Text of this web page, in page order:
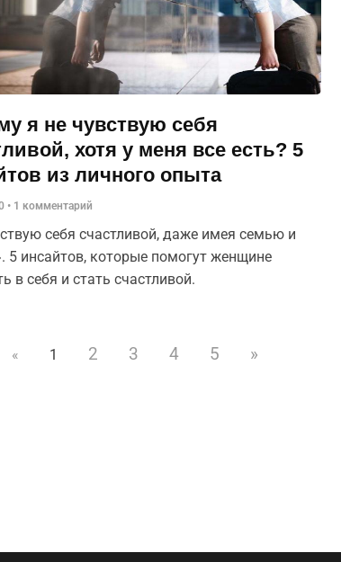
я не чувствую себя
хотя у меня все есть? 5
из личного опыта
1 комментарий
себя счастливой, даже имея семью и
5 инсайтов, которые помогут женщине
в себя и стать счастливой.
« 1 2 3 4 5 »